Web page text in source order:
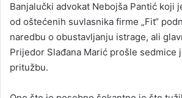
Banjalučki advokat Nebojša Pantić koji
od oštećenih suvlasnika firme „Fit“
naredbu o obustavljanju istrage, ali
Prijedor Slađana Marić prošle sedmice
pritužbu.